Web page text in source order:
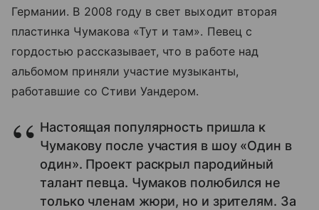
Германии. В 2008 году в свет выходит вторая
пластинка Чумакова «Тут и там». Певец с
гордостью рассказывает, что в работе над
альбомом приняли участие музыканты,
работавшие со Стиви Уандером.
Настоящая популярность пришла к
Чумакову после участия в шоу «Один в
один». Проект раскрыл пародийный
талант певца. Чумаков полюбился не
только членам жюри, но и зрителям. За